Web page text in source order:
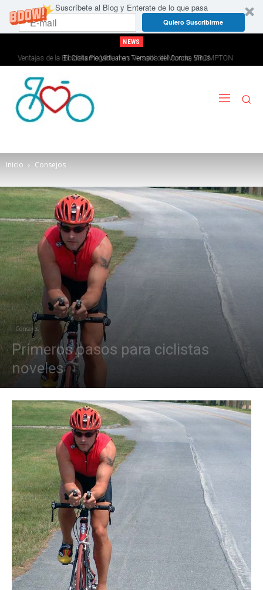
Suscríbete al Blog y Enterate de lo que pasa
Quiero Suscribirme
NEWS
El Ciclismo Virtual en Tiempos del Corona Virus
Inicio Consejos
Consejos
Primeros pasos para ciclistas
noveles